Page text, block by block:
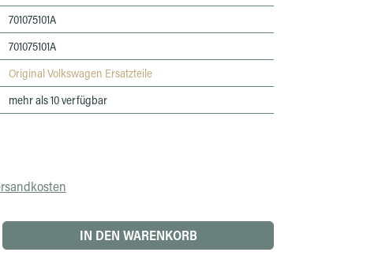
701075101A
701075101A
Original Volkswagen Ersatzteile
mehr als 10 verfügbar
den gewünschten Wert ein oder benutze
IN DEN WARENKORB